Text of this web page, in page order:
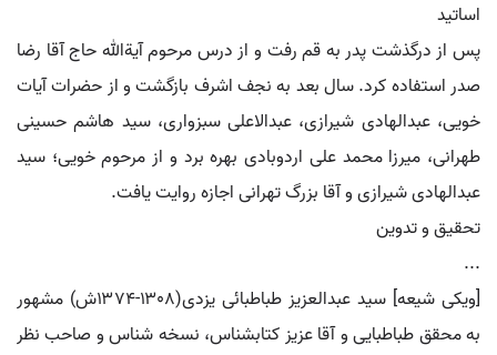
اساتید
پس از درگذشت پدر به قم رفت و از درس مرحوم آیةالله حاج آقا رضا
صدر استفاده کرد. سال بعد به نجف اشرف بازگشت و از حضرات آیات
خویی، عبدالهادی شیرازی، عبدالاعلی سبزواری، سید هاشم حسینی
طهرانی، میرزا محمد علی اردوبادی بهره برد و از مرحوم خویی؛ سید
عبدالهادی شیرازی و آقا بزرگ تهرانی اجازه روایت یافت.
تحقیق و تدوین
...
[ویکی شیعه] سید عبدالعزیز طباطبائی یزدی(۱۳۰۸-۱۳۷۴ش) مشهور
به محقق طباطبایی و آقا عزیز کتابشناس، نسخه شناس و صاحب نظر